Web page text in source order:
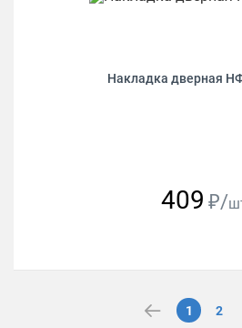
Накладка дверная
409 ₽/
1 2